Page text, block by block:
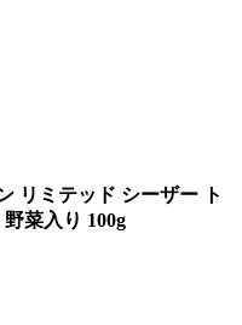
リミテッド シーザー ト
菜入り 100g